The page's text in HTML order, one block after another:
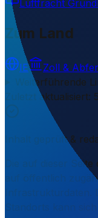
Luftfracht
Zum Land
IE
Zoll &
Weiterführende
Zuletzt aktualisiert:
Inhalt geprüft &
Die auf dieser
auf öffentlich
Infrastrukturdaten.
Standorts kann